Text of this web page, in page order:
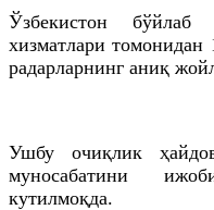
Ўзбекистон бўйлаб
хизматлари
радарларнинг аниқ
Ушбу очиқлик
муносабатини
кутилмоқда.